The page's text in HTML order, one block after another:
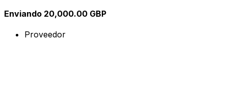
Enviando 20,000.00 GBP
Proveedor